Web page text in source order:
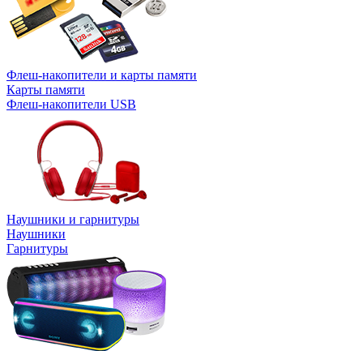
Флеш-накопители и карты памяти
Карты памяти
Флеш-накопители USB
Наушники и гарнитуры
Наушники
Гарнитуры